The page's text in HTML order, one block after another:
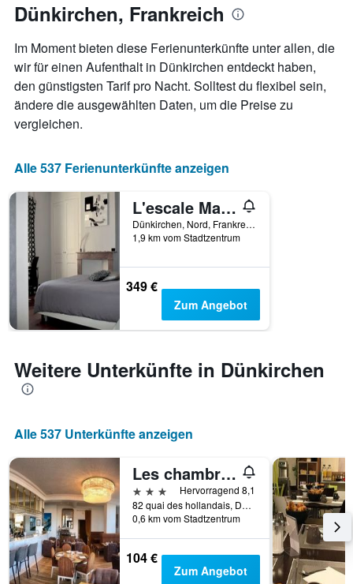
Aufenthaltsdatum
rückt.
Diagramm
hat
1
X-
Achse,
die
der
Tage
vor
dem
Aufenthalt
anzeigt
Das
Diagramm
hat
1
Y-
den
durchschnittlichen
Zimmerpreis
Dünkirchen, Frankreich
Im Moment bieten diese Ferienunterkünfte unter allen, die
wir für einen Aufenthalt in Dünkirchen entdeckt haben,
den günstigsten Tarif pro Nacht. Solltest du flexibel sein,
ändere die ausgewählten Daten, um die Preise zu
vergleichen.
Alle 537 Ferienunterkünfte anzeigen
L'escale Malouine
Dünkirchen, Nord, Frankreich
1,9 km vom Stadtzentrum
349 €
Zum Angebot
Weitere Unterkünfte in Dünkirchen
Alle 537 Unterkünfte anzeigen
Les chambres du Waterzooi
3 Sterne
Hervorragend 8,1
82 quai des hollandais, Dünkirchen, Nord, Frankreich
0,6 km vom Stadtzentrum
104 €
Zum Angebot